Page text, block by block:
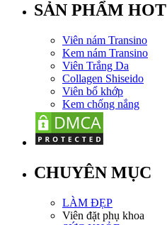
SẢN PHẨM HOT
Viên nám Transino
Kem nám Transino
Viên Trắng Da
Collagen Shiseido
Viên bổ khớp
Kem chống nắng
CHUYÊN MỤC
LÀM ĐẸP
Viên đặt phụ khoa